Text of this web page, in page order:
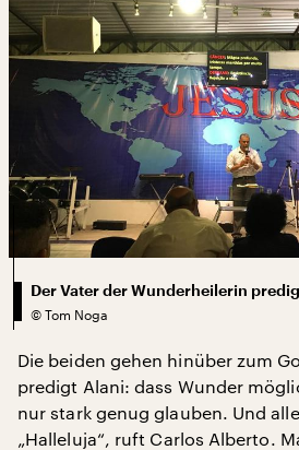
Der Vater der Wunderheilerin
© Tom Noga
Die beiden gehen hinüber zum
predigt Alani: dass Wunder
nur stark genug glauben. Und
„Halleluja“, ruft Carlos Alberto.